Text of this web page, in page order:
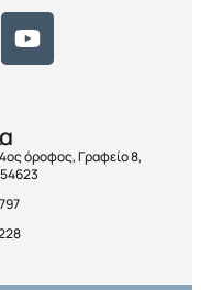
όροφος, Γραφείο 8,